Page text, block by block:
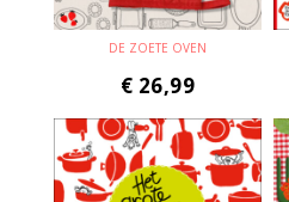
DE ZOETE OVEN
€ 26,99